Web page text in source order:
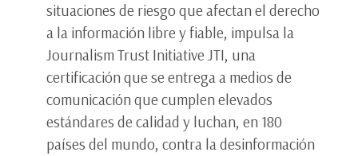
situaciones de riesgo que afectan el derecho
a la información libre y fiable, impulsa la
Journalism Trust Initiative JTI, una
certificación que se entrega a medios de
comunicación que cumplen elevados
estándares de calidad y luchan, en 180
países del mundo, contra la desinformación